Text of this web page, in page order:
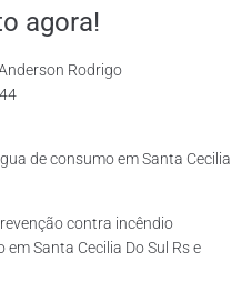
agora!
Rodrigo
de consumo em Santa Cecilia
contra incêndio
Santa Cecilia Do Sul Rs e